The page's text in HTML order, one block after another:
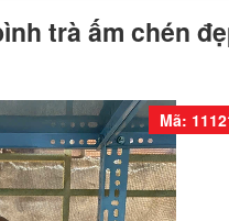
trà ấm chén
Mã: